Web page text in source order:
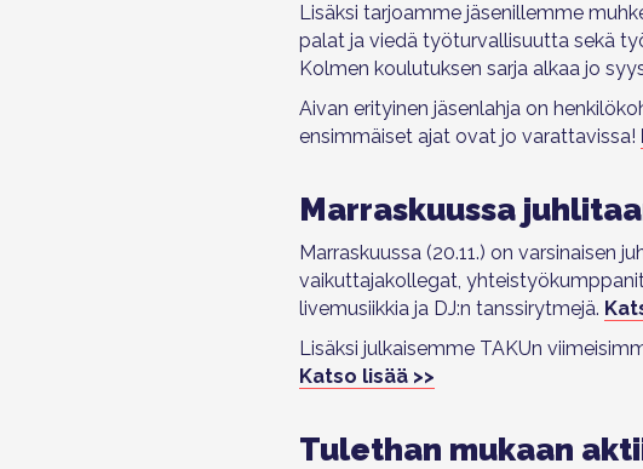
Lisäksi tarjoamme jäsenillemme
palat ja viedä työturvallisuutta sekä
Kolmen koulutuksen sarja alkaa jo
Aivan erityinen jäsenlahja on
ensimmäiset ajat ovat jo varattavissa!
Marraskuussa
Marraskuussa (20.11.) on varsinaisen
vaikuttajakollegat,
livemusiikkia ja DJ:n tanssirytmejä.
Lisäksi julkaisemme TAKUn
Katso lisää >>
Tulethan mukaan